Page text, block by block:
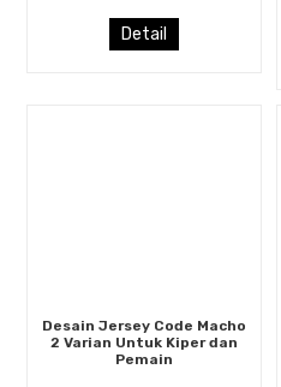
Detail
Desain Jersey Code Macho
2 Varian Untuk Kiper dan
Pemain